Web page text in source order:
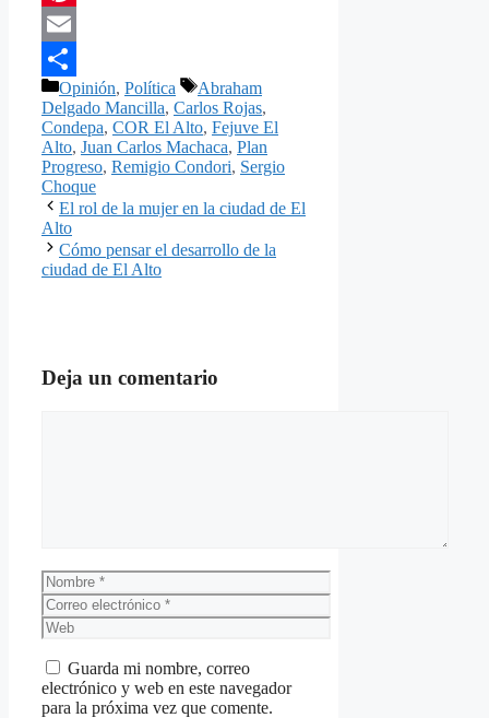
Pinterest
Email
Compartir
Categorías
Opinión, Política Etiquetas
Abraham
Delgado Mancilla, Carlos Rojas,
Condepa, COR El Alto, Fejuve El
Alto, Juan Carlos Machaca, Plan
Progreso, Remigio Condori, Sergio
Choque
El rol de la mujer en la ciudad de El
Alto
Cómo pensar el desarrollo de la
ciudad de El Alto
Deja un comentario
Nombre
Correo
electrónico
Web
Guarda mi nombre, correo
electrónico y web en este navegador
para la próxima vez que comente.